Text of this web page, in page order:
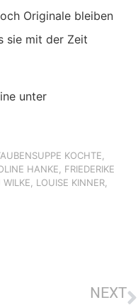
Originale bleiben
sie mit der Zeit
unter
KOCHTE,
HANKE, FRIEDERIKE
WILKE, LOUISE KINNER,
NEXT